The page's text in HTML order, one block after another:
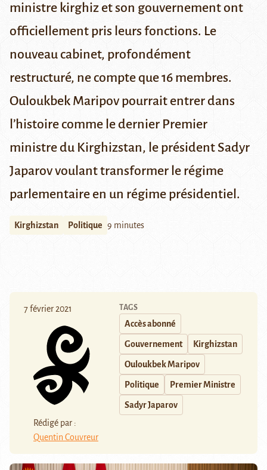
ministre kirghiz et son gouvernement ont
officiellement pris leurs fonctions. Le
nouveau cabinet, profondément
restructuré, ne compte que 16 membres.
Ouloukbek Maripov pourrait entrer dans
l’histoire comme le dernier Premier
ministre du Kirghizstan, le président Sadyr
Japarov voulant transformer le régime
parlementaire en un régime présidentiel.
Kirghizstan Politique 9 minutes
7 février 2021
Rédigé par :
Quentin Couvreur
TAGS
Accès abonné
Gouvernement Kirghizstan
Ouloukbek Maripov
Politique Premier Ministre
Sadyr Japarov